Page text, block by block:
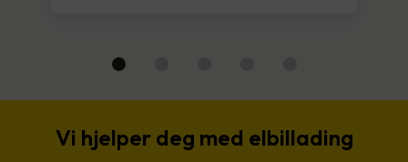
Vi hjelper deg med elbillading